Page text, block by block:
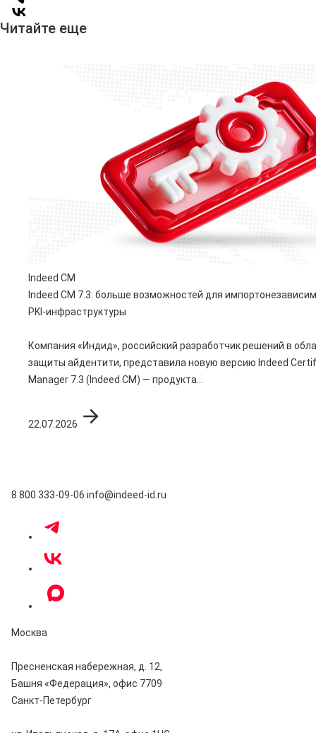
Читайте еще
Indeed CM
Indeed CM 7.3: больше возможностей для
PKI-инфраструктуры
Компания «Индид», российский разработчик решений в
защиты айдентити, представила новую версию Indeed
Manager 7.3 (Indeed CM) — продукта...
22.07.2026
8 800 333-09-06 info@indeed-id.ru
Москва
Пресненская набережная, д. 12,
Башня «Федерация», офис 7709
Санкт-Петербург